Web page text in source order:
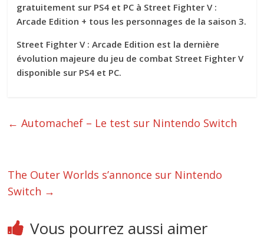
gratuitement sur PS4 et PC à Street Fighter V :
Arcade Edition + tous les personnages de la saison 3.
Street Fighter V : Arcade Edition est la dernière
évolution majeure du jeu de combat Street Fighter V
disponible sur PS4 et PC.
← Automachef – Le test sur Nintendo Switch
The Outer Worlds s’annonce sur Nintendo
Switch →
Vous pourrez aussi aimer